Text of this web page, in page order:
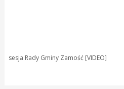
sesja Rady Gminy Zamość [VIDEO]